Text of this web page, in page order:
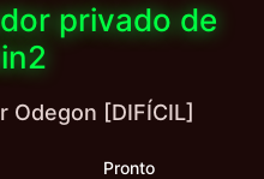
privado de
Odegon [DIFÍCIL]
Pronto